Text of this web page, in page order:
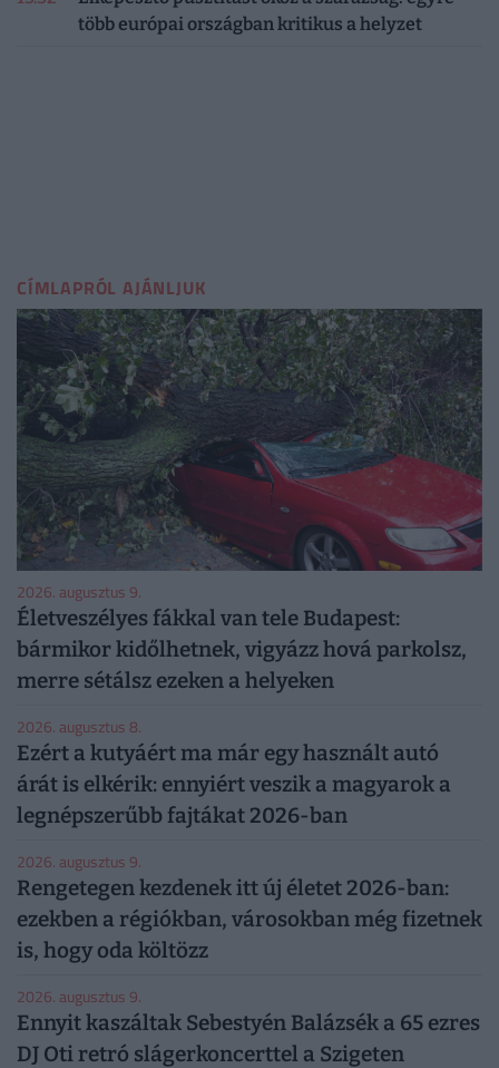
több európai országban kritikus a helyzet
CÍMLAPRÓL AJÁNLJUK
2026. augusztus 9.
Életveszélyes fákkal van tele Budapest:
bármikor kidőlhetnek, vigyázz hová parkolsz,
merre sétálsz ezeken a helyeken
2026. augusztus 8.
Ezért a kutyáért ma már egy használt autó
árát is elkérik: ennyiért veszik a magyarok a
legnépszerűbb fajtákat 2026-ban
2026. augusztus 9.
Rengetegen kezdenek itt új életet 2026-ban:
ezekben a régiókban, városokban még fizetnek
is, hogy oda költözz
2026. augusztus 9.
Ennyit kaszáltak Sebestyén Balázsék a 65 ezres
DJ Oti retró slágerkoncerttel a Szigeten